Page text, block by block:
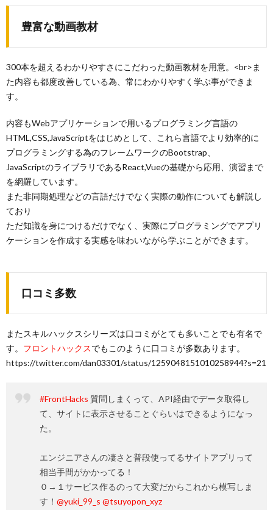
豊富な動画教材
300本を超えるわかりやすさにこだわった動画教材を用意。<br>ま
た内容も都度改善している為、常にわかりやすく学ぶ事ができま
す。
内容もWebアプリケーションで用いるプログラミング言語の
HTML,CSS,JavaScriptをはじめとして、これら言語でより効率的に
プログラミングする為のフレームワークのBootstrap、
JavaScriptのライブラリであるReact,Vueの基礎から応用、演習まで
を網羅しています。
また非同期処理などの言語だけでなく実際の動作についても解説し
ており
ただ知識を身につけるだけでなく、実際にプログラミングでアプリ
ケーションを作成する実感を味わいながら学ぶことができます。
口コミ多数
またスキルハックスシリーズは口コミがとても多いことでも有名で
す。 フロントハックスでもこのように口コミが多数あります。
https://twitter.com/dan03301/status/1259048151010258944?s=21
#FrontHacks 質問しまくって、API経由でデータ取得し
て、サイトに表示させることぐらいはできるようになっ
た。
エンジニアさんの凄さと普段使ってるサイトアプリって
相当手間がかかってる！
０→１サービス作るのって大変だからこれから模写しま
す！ @yuki_99_s @tsuyopon_xyz